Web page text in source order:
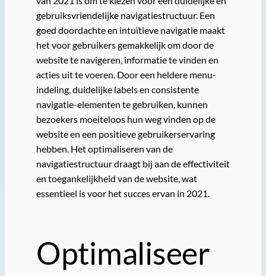
gebruiksvriendelijke navigatiestructuur. Een
goed doordachte en intuïtieve navigatie maakt
het voor gebruikers gemakkelijk om door de
website te navigeren, informatie te vinden en
acties uit te voeren. Door een heldere menu-
indeling, duidelijke labels en consistente
navigatie-elementen te gebruiken, kunnen
bezoekers moeiteloos hun weg vinden op de
website en een positieve gebruikerservaring
hebben. Het optimaliseren van de
navigatiestructuur draagt bij aan de effectiviteit
en toegankelijkheid van de website, wat
essentieel is voor het succes ervan in 2021.
Optimaliseer